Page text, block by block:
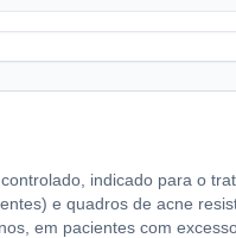
indicado para o
e quadros de acne
em pacientes com